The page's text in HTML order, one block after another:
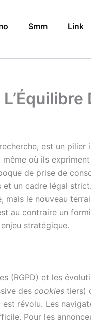
Smm Link
est un
où ils
de prise de
un cadre légal
mais le nouveau
au contraire un
stratégique.
(RGPD) et les
des cookies tiers)
révolu. Les
Pour les